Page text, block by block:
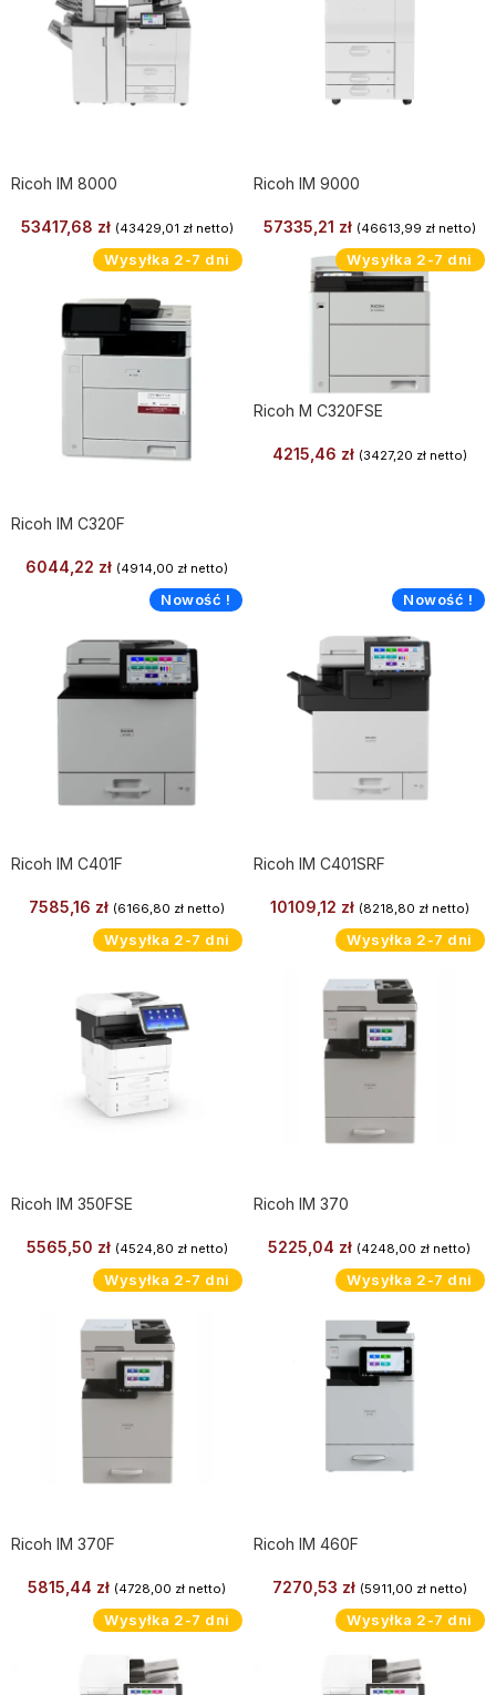
Ricoh IM 8000
53417,68 zł (43429,01 złnetto)
Ricoh IM 9000
57335,21 zł (46613,99 złnetto)
Wysyłka 2-7 dni
Ricoh IM C320F
6044,22 zł (4914,00 zł netto)
Wysyłka 2-7 dni
Ricoh M C320FSE
4215,46 zł (3427,20 złnetto)
Nowość !
Ricoh IM C401F
7585,16 zł (6166,80 zł netto)
Nowość !
Ricoh IM C401SRF
10109,12 zł (8218,80 złnetto)
Wysyłka 2-7 dni
Ricoh IM 350FSE
5565,50 zł (4524,80 złnetto)
Wysyłka 2-7 dni
Ricoh IM 370
5225,04 zł (4248,00 zł netto)
Wysyłka 2-7 dni
Ricoh IM 370F
5815,44 zł (4728,00 zł netto)
Wysyłka 2-7 dni
Ricoh IM 460F
7270,53 zł (5911,00 złnetto)
Wysyłka 2-7 dni Wysyłka 2-7 dni